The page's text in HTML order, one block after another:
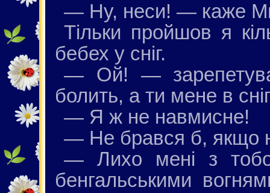
— Ну, неси! — каже
Тільки пройшов я
бебех у сніг.
— Ой! —
болить, а ти мене в
— Я ж не навмисне!
— Не брався б, якщо
— Лихо мені з
бенгальськими